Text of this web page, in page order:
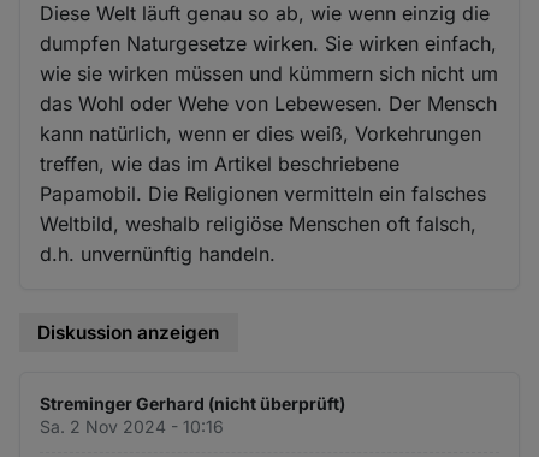
Diese Welt läuft genau so ab, wie wenn einzig die
dumpfen Naturgesetze wirken. Sie wirken einfach,
wie sie wirken müssen und kümmern sich nicht um
das Wohl oder Wehe von Lebewesen. Der Mensch
kann natürlich, wenn er dies weiß, Vorkehrungen
treffen, wie das im Artikel beschriebene
Papamobil. Die Religionen vermitteln ein falsches
Weltbild, weshalb religiöse Menschen oft falsch,
d.h. unvernünftig handeln.
Diskussion anzeigen
Streminger Gerhard (nicht überprüft)
Sa. 2 Nov 2024 - 10:16